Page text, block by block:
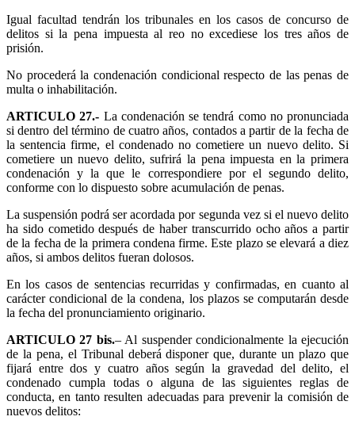
Igual facultad tendrán los tribunales en los casos de concurso de
delitos si la pena impuesta al reo no excediese los tres años de
prisión.
No procederá la condenación condicional respecto de las penas de
multa o inhabilitación.
ARTICULO 27.- La condenación se tendrá como no pronunciada
si dentro del término de cuatro años, contados a partir de la fecha de
la sentencia firme, el condenado no cometiere un nuevo delito. Si
cometiere un nuevo delito, sufrirá la pena impuesta en la primera
condenación y la que le correspondiere por el segundo delito,
conforme con lo dispuesto sobre acumulación de penas.
La suspensión podrá ser acordada por segunda vez si el nuevo delito
ha sido cometido después de haber transcurrido ocho años a partir
de la fecha de la primera condena firme. Este plazo se elevará a diez
años, si ambos delitos fueran dolosos.
En los casos de sentencias recurridas y confirmadas, en cuanto al
carácter condicional de la condena, los plazos se computarán desde
la fecha del pronunciamiento originario.
ARTICULO 27 bis.– Al suspender condicionalmente la ejecución
de la pena, el Tribunal deberá disponer que, durante un plazo que
fijará entre dos y cuatro años según la gravedad del delito, el
condenado cumpla todas o alguna de las siguientes reglas de
conducta, en tanto resulten adecuadas para prevenir la comisión de
nuevos delitos: